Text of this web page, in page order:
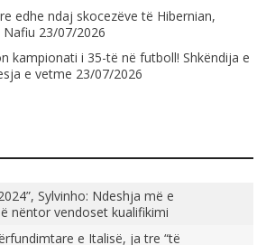
edhe ndaj skocezëve të Hibernian,
Nafiu 23/07/2026
kampionati i 35-të në futboll! Shkëndija e
e vetme 23/07/2026
Sylvinho: Ndeshja më e
nëntor vendoset kualifikimi
e Italisë, ja tre “të